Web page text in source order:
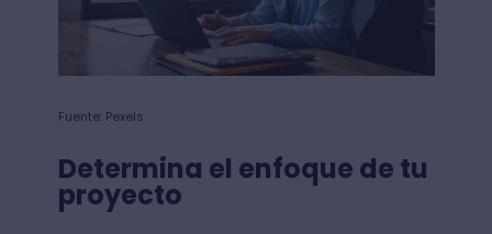
Fuente: Pexels
Determina el enfoque de tu
proyecto